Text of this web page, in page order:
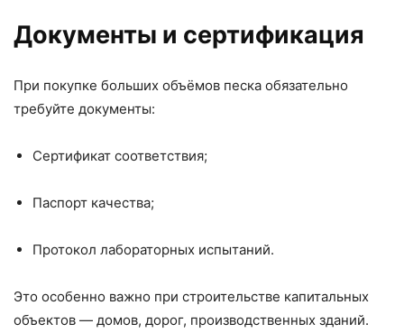
Документы и сертификация
При покупке больших объёмов песка обязательно
требуйте документы:
Сертификат соответствия;
Паспорт качества;
Протокол лабораторных испытаний.
Это особенно важно при строительстве капитальных
объектов — домов, дорог, производственных зданий.